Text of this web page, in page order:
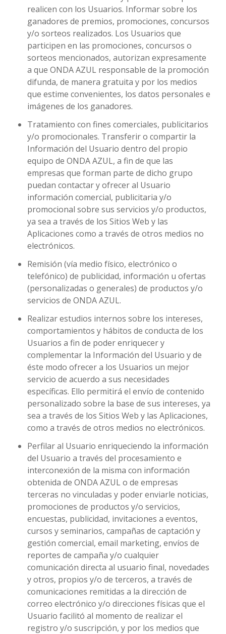
realicen con los Usuarios. Informar sobre los
ganadores de premios, promociones, concursos
y/o sorteos realizados. Los Usuarios que
participen en las promociones, concursos o
sorteos mencionados, autorizan expresamente
a que ONDA AZUL responsable de la promoción
difunda, de manera gratuita y por los medios
que estime convenientes, los datos personales e
imágenes de los ganadores.
Tratamiento con fines comerciales, publicitarios
y/o promocionales. Transferir o compartir la
Información del Usuario dentro del propio
equipo de ONDA AZUL, a fin de que las
empresas que forman parte de dicho grupo
puedan contactar y ofrecer al Usuario
información comercial, publicitaria y/o
promocional sobre sus servicios y/o productos,
ya sea a través de los Sitios Web y las
Aplicaciones como a través de otros medios no
electrónicos.
Remisión (vía medio físico, electrónico o
telefónico) de publicidad, información u ofertas
(personalizadas o generales) de productos y/o
servicios de ONDA AZUL.
Realizar estudios internos sobre los intereses,
comportamientos y hábitos de conducta de los
Usuarios a fin de poder enriquecer y
complementar la Información del Usuario y de
éste modo ofrecer a los Usuarios un mejor
servicio de acuerdo a sus necesidades
específicas. Ello permitirá el envío de contenido
personalizado sobre la base de sus intereses, ya
sea a través de los Sitios Web y las Aplicaciones,
como a través de otros medios no electrónicos.
Perfilar al Usuario enriqueciendo la información
del Usuario a través del procesamiento e
interconexión de la misma con información
obtenida de ONDA AZUL o de empresas
terceras no vinculadas y poder enviarle noticias,
promociones de productos y/o servicios,
encuestas, publicidad, invitaciones a eventos,
cursos y seminarios, campañas de captación y
gestión comercial, email marketing, envíos de
reportes de campaña y/o cualquier
comunicación directa al usuario final, novedades
y otros, propios y/o de terceros, a través de
comunicaciones remitidas a la dirección de
correo electrónico y/o direcciones físicas que el
Usuario facilitó al momento de realizar el
registro y/o suscripción, y por los medios que